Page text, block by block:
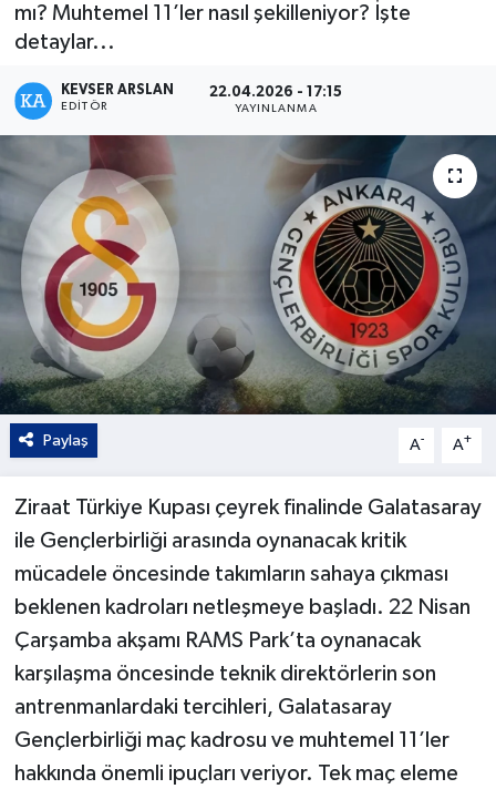
mı? Muhtemel 11’ler nasıl şekilleniyor? İşte
detaylar...
KEVSER ARSLAN
EDITÖR
22.04.2026 - 17:15
YAYINLANMA
Paylaş A- A+
Ziraat Türkiye Kupası çeyrek finalinde Galatasaray
ile Gençlerbirliği arasında oynanacak kritik
mücadele öncesinde takımların sahaya çıkması
beklenen kadroları netleşmeye başladı. 22 Nisan
Çarşamba akşamı RAMS Park’ta oynanacak
karşılaşma öncesinde teknik direktörlerin son
antrenmanlardaki tercihleri, Galatasaray
Gençlerbirliği maç kadrosu ve muhtemel 11’ler
hakkında önemli ipuçları veriyor. Tek maç eleme
Yaşam